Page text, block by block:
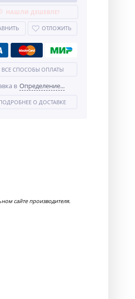
НАШЛИ ДЕШЕВЛЕ?
ОТЛОЖИТЬ
ВСЕ СПОСОБЫ ОПЛАТЫ
в Определение...
О ДОСТАВКЕ
сайте производителя.